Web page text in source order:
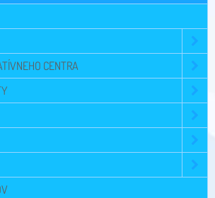
CENTRA